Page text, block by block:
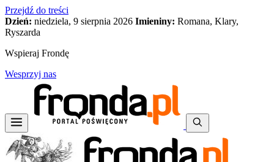
Przejdź do treści
Dzień: niedziela, 9 sierpnia 2026 Imieniny: Romana, Klary,
Ryszarda
Wspieraj Frondę
Wesprzyj nas